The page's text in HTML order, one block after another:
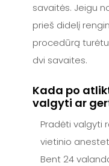
savaitės. Jeigu
prieš didelį
procedūrą
dvi savaites.
Kada po
valgyti ar
Pradėti valgyti
vietinio
Bent 24